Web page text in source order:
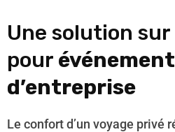
Une solution
pour
d’entreprise
Le confort d’un voyage privé